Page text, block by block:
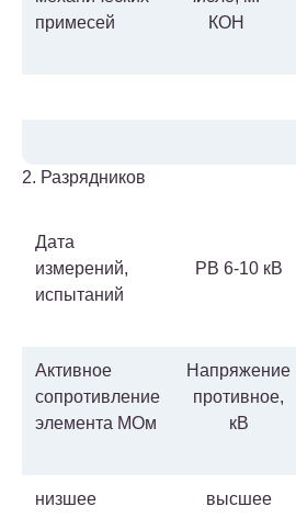
примесей
КОН
2. Разрядников
Дата
измерений,
испытаний
РВ 6-10 кВ
Активное
сопротивление
элемента МОм
Напряжение
противное,
кВ
низшее высшее